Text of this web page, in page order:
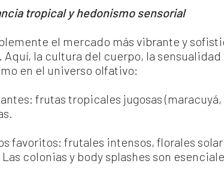
tropical y hedonismo sensorial
el mercado más vibrante y
la cultura del cuerpo, la
en el universo olfativo:
frutas tropicales jugosas
favoritos: frutales intensos, florales
colonias y body splashes son